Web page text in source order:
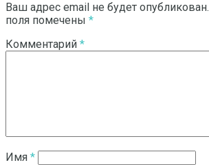
Ваш адрес email не будет опубликован.
поля помечены *
Комментарий *
Имя *